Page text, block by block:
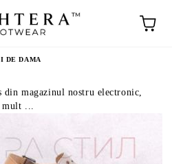
DE DAMA
magazinul nostru electronic,
mult ...